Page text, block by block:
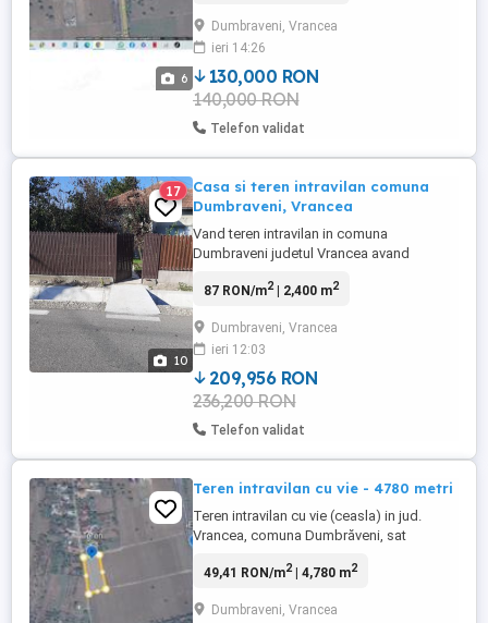
6
Dumbraveni, Vrancea
ieri 14:26
130,000 RON
140,000 RON
Telefon validat
10
17
Casa si teren intravilan comuna
Dumbraveni, Vrancea
Vand teren intravilan in comuna
Dumbraveni judetul Vrancea avand
terenul din spatele casei sunt 8 randuri de
victoria si augusta), iar in lateralul casei o
mica livada cu pomi fructiferi (visini, caisi,
piersici, pruni, peri). ...
87 RON/m2| 2,400 m2
Dumbraveni, Vrancea
ieri 12:03
209,956 RON
236,200 RON
Telefon validat
Teren intravilan cu vie - 4780 metri
Teren intravilan cu vie (ceasla) in jud.
Vrancea, comuna Dumbrăveni, sat
deschidere la strada 99m si situat lângă
49,41 RON/m2| 4,780 m2
Dumbraveni, Vrancea